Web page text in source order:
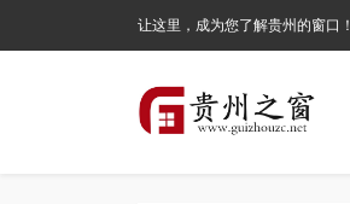
让这里，成为您了解贵州的窗口！